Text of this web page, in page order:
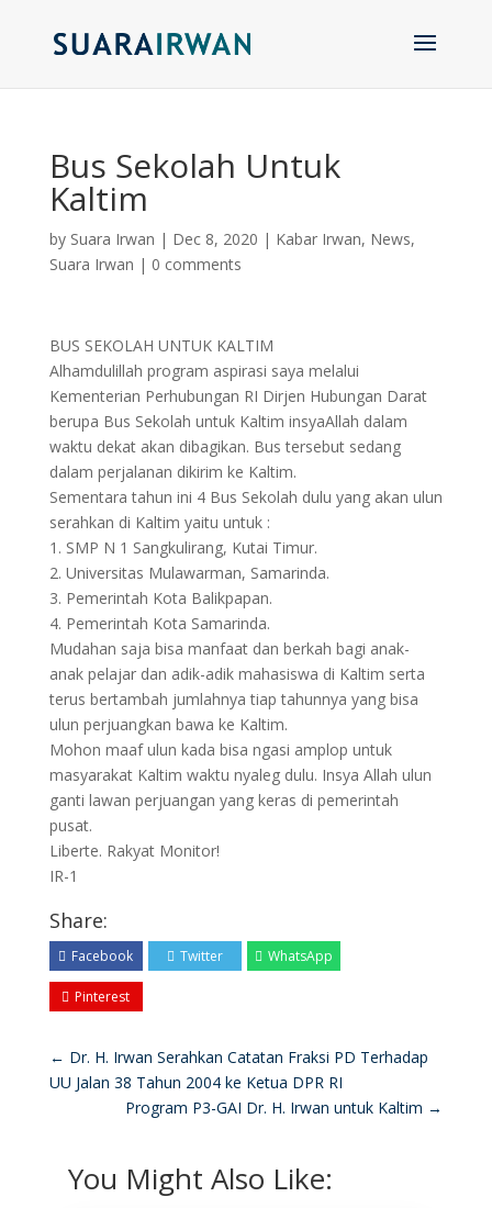
Bus Sekolah Untuk
Kaltim
by Suara Irwan | Dec 8, 2020 | Kabar Irwan, News,
Suara Irwan | 0 comments
BUS SEKOLAH UNTUK KALTIM
Alhamdulillah program aspirasi saya melalui
Kementerian Perhubungan RI Dirjen Hubungan Darat
berupa Bus Sekolah untuk Kaltim insyaAllah dalam
waktu dekat akan dibagikan. Bus tersebut sedang
dalam perjalanan dikirim ke Kaltim.
Sementara tahun ini 4 Bus Sekolah dulu yang akan ulun
serahkan di Kaltim yaitu untuk :
1. SMP N 1 Sangkulirang, Kutai Timur.
2. Universitas Mulawarman, Samarinda.
3. Pemerintah Kota Balikpapan.
4. Pemerintah Kota Samarinda.
Mudahan saja bisa manfaat dan berkah bagi anak-
anak pelajar dan adik-adik mahasiswa di Kaltim serta
terus bertambah jumlahnya tiap tahunnya yang bisa
ulun perjuangkan bawa ke Kaltim.
Mohon maaf ulun kada bisa ngasi amplop untuk
masyarakat Kaltim waktu nyaleg dulu. Insya Allah ulun
ganti lawan perjuangan yang keras di pemerintah
pusat.
Liberte. Rakyat Monitor!
IR-1
Share:
Facebook Twitter WhatsApp
Pinterest
← Dr. H. Irwan Serahkan Catatan Fraksi PD Terhadap
UU Jalan 38 Tahun 2004 ke Ketua DPR RI
Program P3-GAI Dr. H. Irwan untuk Kaltim →
You Might Also Like: